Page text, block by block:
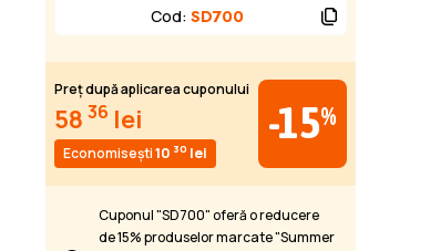
Cod: SD700
Preț după aplicarea cuponului
58 36 lei
Economisești10 30 lei
-15%
Cuponul "SD700" oferă o reducere
de 15% produselor marcate "Summer